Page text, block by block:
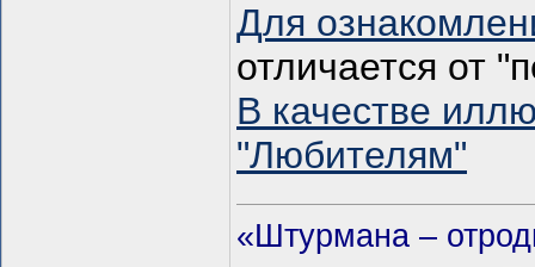
Для
отличается от
В качестве
"Любителям"
«Штурмана –